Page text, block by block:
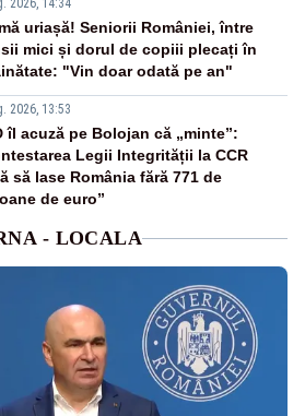
2026, 14:34
uriașă! Seniorii României, între
mici și dorul de copiii plecați în
"Vin doar odată pe an"
2026, 13:53
îl acuză pe Bolojan că „minte”:
Legii Integrității la CCR
să lase România fără 771 de
de euro”
- LOCALA